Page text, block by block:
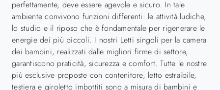
perfettamente, deve essere agevole e sicuro. In tale
ambiente convivono funzioni differenti: le attività ludiche,
lo studio e il riposo che è fondamentale per rigenerare le
energie dei più piccoli. I nostri Letti singoli per la camera
dei bambini, realizzati dalle migliori firme di settore,
garantiscono praticità, sicurezza e comfort. Tutte le nostre
più esclusive proposte con contenitore, letto estraibile,
testiera e giroletto imbottiti sono a misura di bambini e